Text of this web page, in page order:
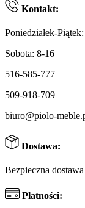
Kontakt:
Poniedziałek-
Sobota: 8-16
516-585-777
509-918-709
biuro@piolo-
Dostawa:
Bezpieczna
Płatności: